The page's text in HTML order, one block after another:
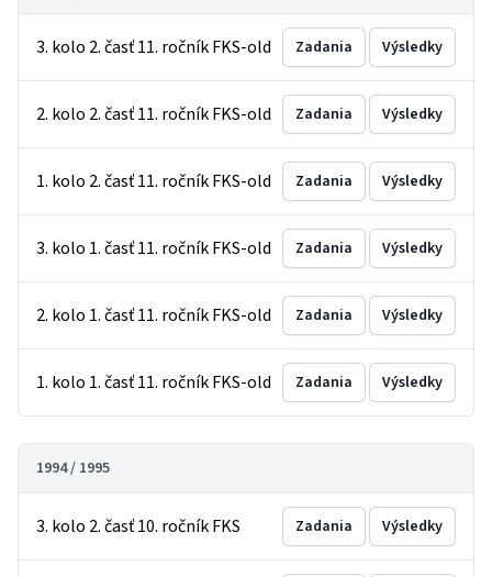
3. kolo 2. časť 11. ročník FKS-old Zadania Výsledky
2. kolo 2. časť 11. ročník FKS-old Zadania Výsledky
1. kolo 2. časť 11. ročník FKS-old Zadania Výsledky
3. kolo 1. časť 11. ročník FKS-old Zadania Výsledky
2. kolo 1. časť 11. ročník FKS-old Zadania Výsledky
1. kolo 1. časť 11. ročník FKS-old Zadania Výsledky
1994 / 1995
3. kolo 2. časť 10. ročník FKS Zadania Výsledky